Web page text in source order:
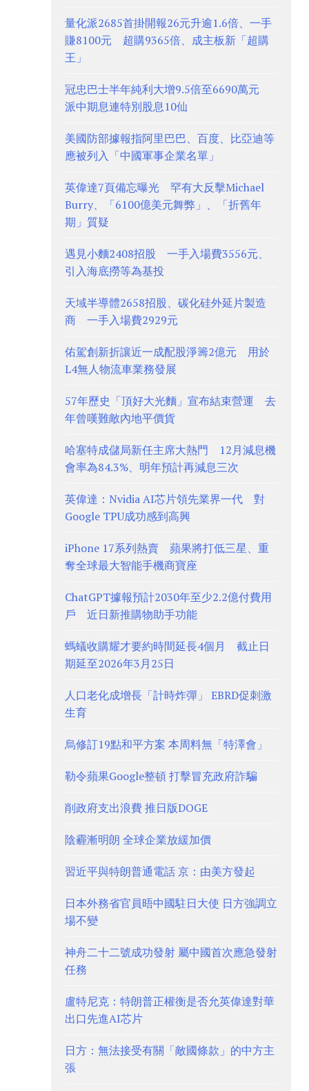
量化派2685首掛開報26元升逾1.6倍、一手
賺8100元 超購9365倍、成主板新「超購
王」
冠忠巴士半年純利大增9.5倍至6690萬元
派中期息連特別股息10仙
美國防部據報指阿里巴巴、百度、比亞迪等
應被列入「中國軍事企業名單」
英偉達7頁備忘曝光 罕有大反擊Michael
Burry、「6100億美元舞弊」、「折舊年
期」質疑
遇見小麵2408招股 一手入場費3556元、
引入海底撈等為基投
天域半導體2658招股、碳化硅外延片製造
商 一手入場費2929元
佑駕創新折讓近一成配股淨籌2億元 用於
L4無人物流車業務發展
57年歷史「頂好大光麵」宣布結束營運 去
年曾嘆難敵內地平價貨
哈塞特成儲局新任主席大熱門 12月減息機
會率為84.3%、明年預計再減息三次
英偉達：Nvidia AI芯片領先業界一代 對
Google TPU成功感到高興
iPhone 17系列熱賣 蘋果將打低三星、重
奪全球最大智能手機商寶座
ChatGPT據報預計2030年至少2.2億付費用
戶 近日新推購物助手功能
螞蟻收購耀才要約時間延長4個月 截止日
期延至2026年3月25日
人口老化成增長「計時炸彈」 EBRD促刺激
生育
烏修訂19點和平方案 本周料無「特澤會」
勒令蘋果Google整頓 打擊冒充政府詐騙
削政府支出浪費 推日版DOGE
陰霾漸明朗 全球企業放緩加價
習近平與特朗普通電話 京：由美方發起
日本外務省官員晤中國駐日大使 日方強調立
場不變
神舟二十二號成功發射 屬中國首次應急發射
任務
盧特尼克：特朗普正權衡是否允英偉達對華
出口先進AI芯片
日方：無法接受有關「敵國條款」的中方主
張